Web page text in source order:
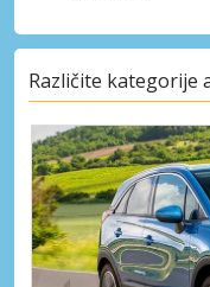
Različite kategorije